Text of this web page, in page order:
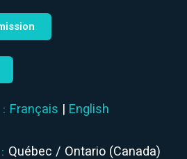
Français | English
Québec / Ontario (Canada)